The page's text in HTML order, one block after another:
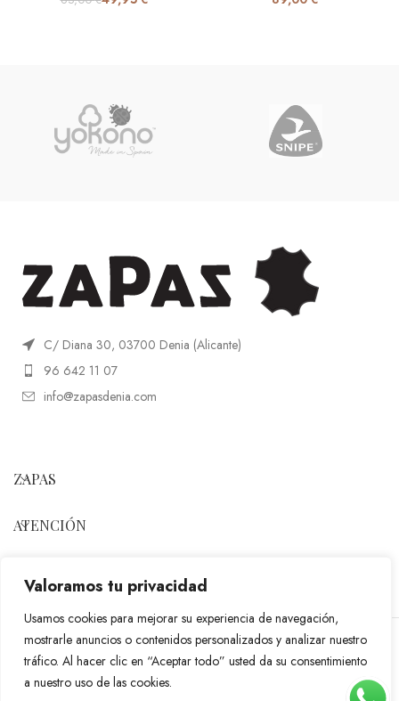
Valoramos tu privacidad
Usamos cookies para mejorar su experiencia de navegación,
mostrarle anuncios o contenidos personalizados y analizar nuestro
tráfico. Al hacer clic en “Aceptar todo” usted da su consentimiento
a nuestro uso de las cookies.
C/ Diana 30, 03700 Denia (Alicante)
96 642 11 07
info@zapasdenia.com
ZAPAS
ATENCIÓN
ZAPAS DENIA 2023 Powered byHadbos Solutions.